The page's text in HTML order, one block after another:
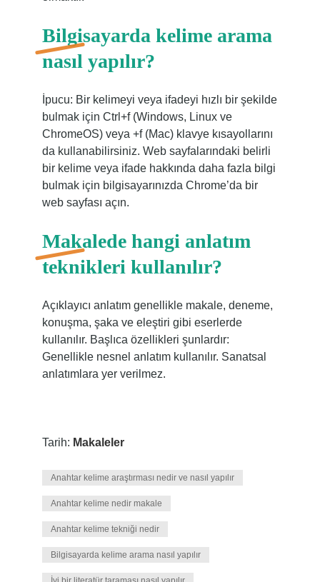
Bilgisayarda kelime arama
nasıl yapılır?
İpucu: Bir kelimeyi veya ifadeyi hızlı bir şekilde
bulmak için Ctrl+f (Windows, Linux ve
ChromeOS) veya +f (Mac) klavye kısayollarını
da kullanabilirsiniz. Web sayfalarındaki belirli
bir kelime veya ifade hakkında daha fazla bilgi
bulmak için bilgisayarınızda Chrome’da bir
web sayfası açın.
Makalede hangi anlatım
teknikleri kullanılır?
Açıklayıcı anlatım genellikle makale, deneme,
konuşma, şaka ve eleştiri gibi eserlerde
kullanılır. Başlıca özellikleri şunlardır:
Genellikle nesnel anlatım kullanılır. Sanatsal
anlatımlara yer verilmez.
Tarih: Makaleler
Anahtar kelime araştırması nedir ve nasıl yapılır
Anahtar kelime nedir makale
Anahtar kelime tekniği nedir
Bilgisayarda kelime arama nasıl yapılır